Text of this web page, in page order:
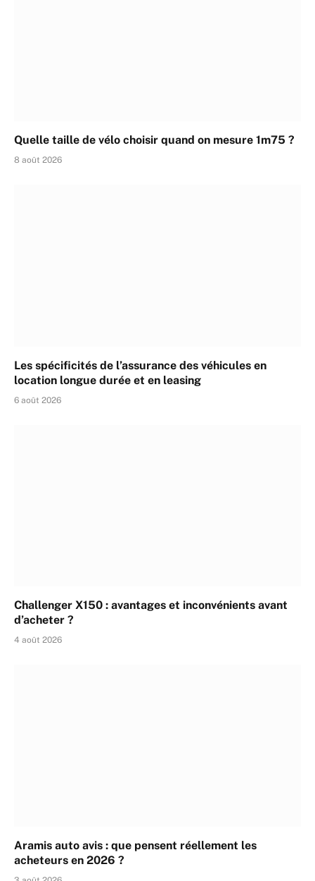
Quelle taille de vélo choisir quand on mesure 1m75 ?
8 août 2026
Les spécificités de l’assurance des véhicules en
location longue durée et en leasing
6 août 2026
Challenger X150 : avantages et inconvénients avant
d’acheter ?
4 août 2026
Aramis auto avis : que pensent réellement les
acheteurs en 2026 ?